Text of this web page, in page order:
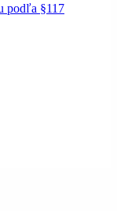
podľa §117